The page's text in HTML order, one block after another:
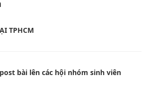
TPHCM
bài lên các hội nhóm sinh viên